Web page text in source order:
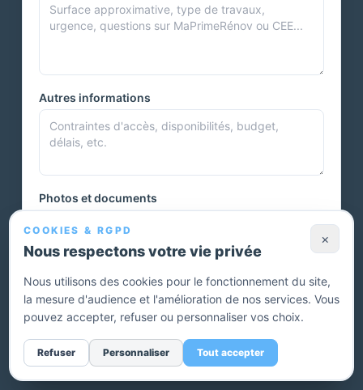
Autres informations
Photos et documents
Vous pouvez joindre plusieurs photos ou autres documents.
Envoyer ma demande — devis gratuit
Sans engagement. Un conseiller vous rappelle pour affiner
votre projet.
COOKIES & RGPD
Nous respectons votre vie privée
×
Nous utilisons des cookies pour le fonctionnement du site,
la mesure d'audience et l'amélioration de nos services. Vous
pouvez accepter, refuser ou personnaliser vos choix.
Refuser Personnaliser Tout accepter